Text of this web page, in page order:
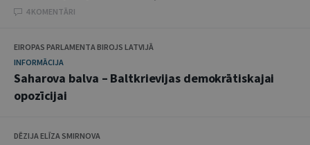
4 KOMENTĀRI
EIROPAS PARLAMENTA BIROJS LATVIJĀ
INFORMĀCIJA
Saharova balva – Baltkrievijas demokrātiskajai
opozīcijai
DĒZIJA ELĪZA SMIRNOVA